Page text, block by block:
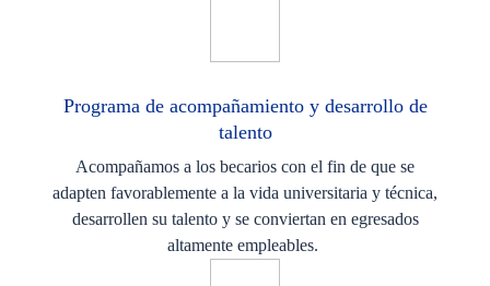
Programa de acompañamiento​ y desarrollo de
talento
Acompañamos a los becarios con el fin de que se
adapten favorablemente a la vida universitaria y técnica,
desarrollen su talento y se conviertan en egresados
altamente empleables.